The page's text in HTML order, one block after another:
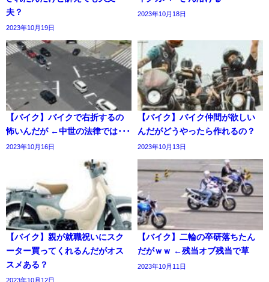
夫？
2023年10月19日
2023年10月18日
【バイク】バイクで右折するの
怖いんだが ←中世の法律では･･･
2023年10月16日
【バイク】バイク仲間が欲しい
んだがどうやったら作れるの？
2023年10月13日
【バイク】親が就職祝いにスク
ーター買ってくれるんだがオス
スメある？
2023年10月12日
【バイク】二輪の卒研落ちたん
だがｗｗ ←残当オブ残当で草
2023年10月11日